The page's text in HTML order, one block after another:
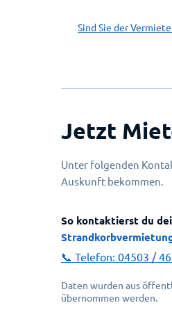
Sind Sie der
Jetzt
Unter folgenden
Auskunft bekommen.
So kontaktierst du
📞 Telefon: 04503 /
Daten wurden aus
übernommen werden.